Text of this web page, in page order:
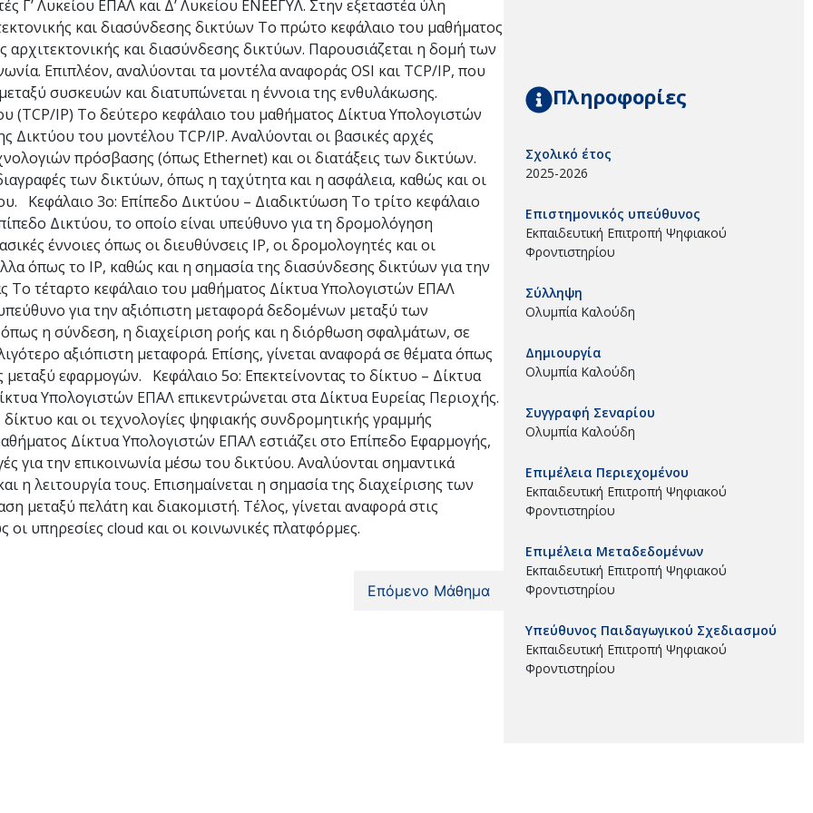
Λυκείου ΕΠΑΛ και Δ’ Λυκείου ΕΝΕΕΓΥΛ. Στην εξεταστέα ύλη
και διασύνδεσης δικτύων Το πρώτο κεφάλαιο του μαθήματος
αρχιτεκτονικής και διασύνδεσης δικτύων. Παρουσιάζεται η δομή των
Επιπλέον, αναλύονται τα μοντέλα αναφοράς OSI και TCP/IP, που
συσκευών και διατυπώνεται η έννοια της ενθυλάκωσης.
(TCP/IP) Το δεύτερο κεφάλαιο του μαθήματος Δίκτυα Υπολογιστών
Δικτύου του μοντέλου TCP/IP. Αναλύονται οι βασικές αρχές
πρόσβασης (όπως Ethernet) και οι διατάξεις των δικτύων.
των δικτύων, όπως η ταχύτητα και η ασφάλεια, καθώς και οι
Κεφάλαιο 3ο: Επίπεδο Δικτύου – Διαδικτύωση Το τρίτο κεφάλαιο
Δικτύου, το οποίο είναι υπεύθυνο για τη δρομολόγηση
έννοιες όπως οι διευθύνσεις IP, οι δρομολογητές και οι
όπως το IP, καθώς και η σημασία της διασύνδεσης δικτύων για την
Το τέταρτο κεφάλαιο του μαθήματος Δίκτυα Υπολογιστών ΕΠΑΛ
για την αξιόπιστη μεταφορά δεδομένων μεταξύ των
η σύνδεση, η διαχείριση ροής και η διόρθωση σφαλμάτων, σε
αξιόπιστη μεταφορά. Επίσης, γίνεται αναφορά σε θέματα όπως
μεταξύ εφαρμογών. Κεφάλαιο 5ο: Επεκτείνοντας το δίκτυο – Δίκτυα
Υπολογιστών ΕΠΑΛ επικεντρώνεται στα Δίκτυα Ευρείας Περιοχής.
και οι τεχνολογίες ψηφιακής συνδρομητικής γραμμής
Δίκτυα Υπολογιστών ΕΠΑΛ εστιάζει στο Επίπεδο Εφαρμογής,
για την επικοινωνία μέσω του δικτύου. Αναλύονται σημαντικά
λειτουργία τους. Επισημαίνεται η σημασία της διαχείρισης των
μεταξύ πελάτη και διακομιστή. Τέλος, γίνεται αναφορά στις
υπηρεσίες cloud και οι κοινωνικές πλατφόρμες.
Επόμενο Μάθημα
Πληροφορίες
Σχολικό έτος
2025-2026
Επιστημονικός υπεύθυνος
Εκπαιδευτική Επιτροπή Ψηφιακού
Φροντιστηρίου
Σύλληψη
Ολυμπία Καλούδη
Δημιουργία
Ολυμπία Καλούδη
Συγγραφή Σεναρίου
Ολυμπία Καλούδη
Επιμέλεια Περιεχομένου
Εκπαιδευτική Επιτροπή Ψηφιακού
Φροντιστηρίου
Επιμέλεια Μεταδεδομένων
Εκπαιδευτική Επιτροπή Ψηφιακού
Φροντιστηρίου
Υπεύθυνος Παιδαγωγικού Σχεδιασμού
Εκπαιδευτική Επιτροπή Ψηφιακού
Φροντιστηρίου